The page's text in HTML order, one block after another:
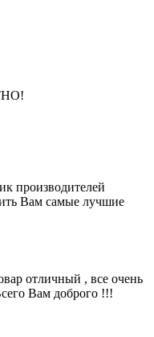
производителей
Вам самые лучшие
отличный , все очень
Вам доброго !!!